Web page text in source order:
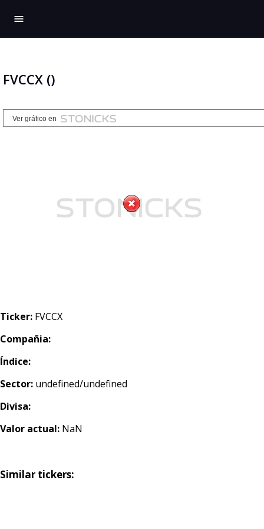
menu
FVCCX ()
Ticker: FVCCX
Compañia:
Índice:
Sector: undefined/undefined
Divisa:
Valor actual: NaN
Similar tickers: